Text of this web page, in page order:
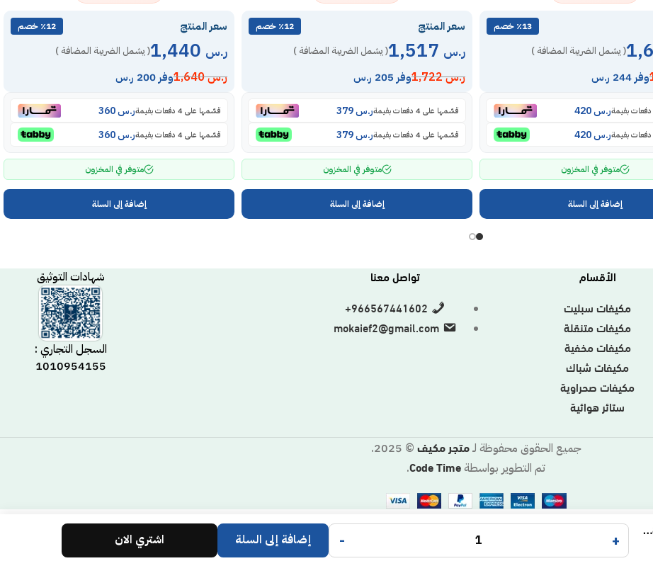
٪13 خصم
( يشمل الضريبة المضافة )
وفر 244 ر.س
ر.س
ر.س
متوفر في المخزون
إضافة إلى السلة
سعر المنتج ٪12 خصم
ر.س ( يشمل الضريبة المضافة )
ر.س1,722 وفر 205 ر.س
قسّمها على 4 دفعات بقيمة ر.س
قسّمها على 4 دفعات بقيمة ر.س
متوفر في المخزون
إضافة إلى السلة
سعر المنتج ٪12 خصم
ر.س ( يشمل الضريبة المضافة )
ر.س1,640 وفر 200 ر.س
قسّمها على 4 دفعات بقيمة ر.س
قسّمها على 4 دفعات بقيمة ر.س
متوفر في المخزون
إضافة إلى السلة
الأقسام
مكيفات سبليت
مكيفات متنقلة
مكيفات مخفية
مكيفات شباك
مكيفات صحراوية
ستائر هوائية
تواصل معنا
966567441602+
mokaief2@gmail.com
شهادات التوثيق
السجل التجاري :
1010954155
جميع الحقوق محفوظة لـمتجر مكيف © 2025.
تم التطوير بواسطةCode Time
.
مكيف سبليت امبكس 185000 - حار بارد IM18S3DHSA +
- إضافة إلى السلة اشتري الان